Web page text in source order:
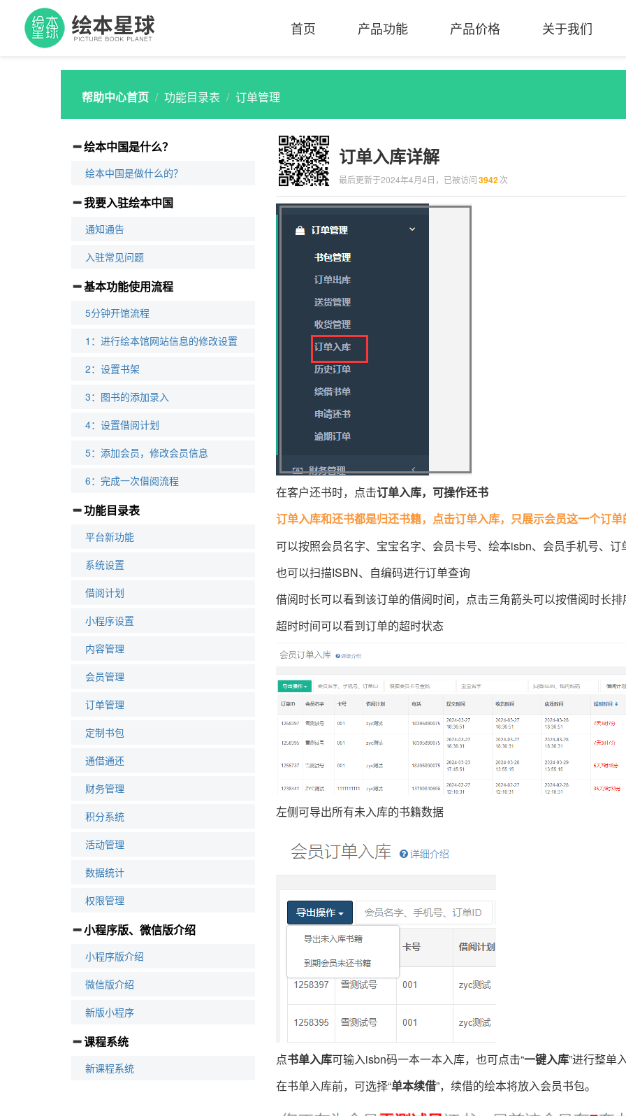
首页 产品功能 产品价格 关于我们
帮助中心首页 功能目录表 订单管理
绘本中国是什么？
绘本中国是做什么的？
我要入驻绘本中国
通知通告
入驻常见问题
基本功能使用流程
5分钟开馆流程
1：进行绘本馆网站信息的修改设置
2：设置书架
3：图书的添加录入
4：设置借阅计划
5：添加会员，修改会员信息
6：完成一次借阅流程
功能目录表
平台新功能
系统设置
借阅计划
小程序设置
内容管理
会员管理
订单管理
定制书包
通借通还
财务管理
积分系统
活动管理
数据统计
权限管理
小程序版、微信版介绍
小程序版介绍
微信版介绍
新版小程序
课程系统
新课程系统
订单入库详解
最后更新于2024年4月4日，已被访问3942 次
在客户还书时，点击订单入库，可操作还书
订单入库和还书都是归还书籍，点击订单入库，只展示会员这一个订
可以按照会员名字、宝宝名字、会员卡号、绘本isbn、会员手机号、订
也可以扫描ISBN、自编码进行订单查询
借阅时长可以看到该订单的借阅时间，点击三角箭头可以按借阅时长排
超时时间可以看到订单的超时状态
左侧可导出所有未入库的书籍数据
点书单入库可输入isbn码一本一本入库，也可点击“一键入库”进行整单
在书单入库前，可选择“单本续借”，续借的绘本将放入会员书包。